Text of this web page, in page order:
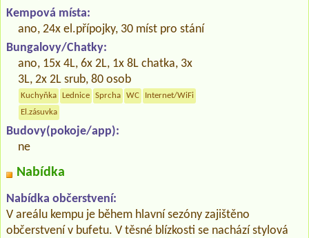
Kempová místa:
ano, 24x el.přípojky, 30 míst pro stání
Bungalovy/Chatky:
ano, 15x 4L, 6x 2L, 1x 8L chatka, 3x
3L, 2x 2L srub, 80 osob
Kuchyňka Lednice Sprcha WC
Internet/WiFi
El.zásuvka
Budovy(pokoje/app):
ne
Nabídka
Nabídka občerstvení:
V areálu kempu je během hlavní sezóny zajištěno
občerstvení v bufetu. V těsné blízkosti se nachází stylová